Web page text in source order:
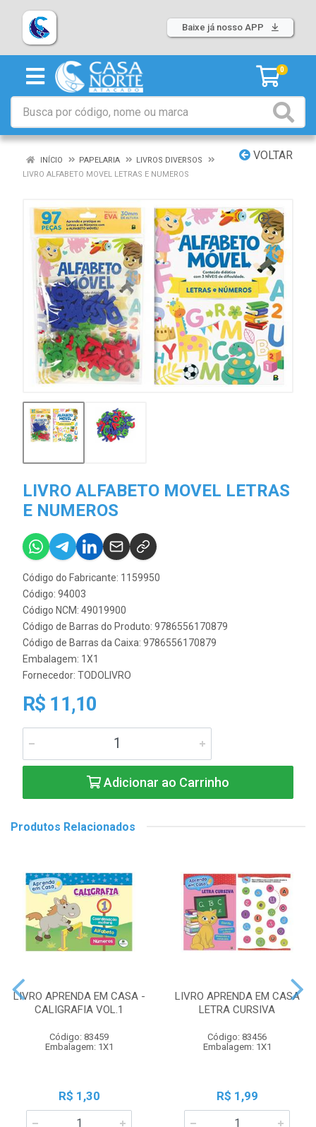
Baixe já nosso APP
0
VOLTAR
INÍCIO PAPELARIA
LIVROS DIVERSOS
LIVRO ALFABETO MOVEL LETRAS E NUMEROS
LIVRO ALFABETO MOVEL LETRAS
E NUMEROS
Código do Fabricante: 1159950
Código: 94003
Código NCM: 49019900
Código de Barras do Produto: 9786556170879
Código de Barras da Caixa: 9786556170879
Embalagem: 1X1
Fornecedor: TODOLIVRO
R$ 11,10
Adicionar ao Carrinho
Produtos Relacionados
LIVRO APRENDA EM CASA -
CALIGRAFIA VOL.1
Código: 83459
Embalagem: 1X1
R$ 1,30
LIVRO APRENDA EM CASA
LETRA CURSIVA
Código: 83456
Embalagem: 1X1
R$ 1,99